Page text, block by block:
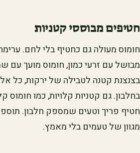
חטיפים מבוססי קטניות
חומוס מעולה גם כחטיף בלי לחם.
מבושל עם זרעי כמון, חומוס מועך עם
בצנצנת קטנה לטבילה של ירקות, כל
בחלבון. גם קטניות קלויות, כמו חומוס
חטיף פריך וטעים שמספק חלבון.
מגוון של טעמים בלי מאמץ.